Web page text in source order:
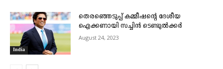
India
തെരഞ്ഞെടുപ്പ് കമ്മീഷന്റെ ദേശീയ
ഐക്കണായി സച്ചിൻ ടെ​ണ്ടു​ൽ​ക്കർ
August 24, 2023